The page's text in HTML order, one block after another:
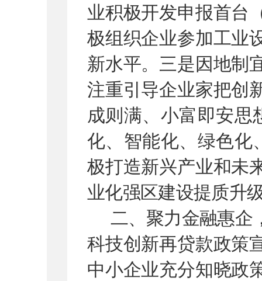
业积极开发申报首台
极组织企业参加工业
新水平。三是因地制
注重引导企业家把创
成则满、小富即安思
化、智能化、绿色化
极打造新兴产业和未
业化强区建设提质升
二、聚力金融惠企
科技创新再贷款政策
中小企业充分知晓政